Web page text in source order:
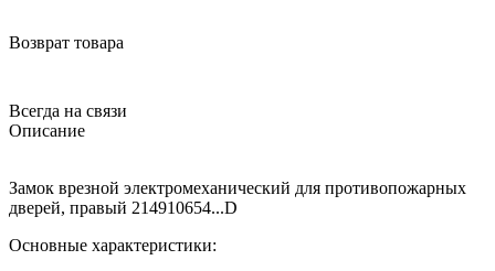
Возврат товара
Всегда на связи
Описание
Замок врезной электромеханический для противопожарных
дверей, правый 214910654...D
Основные характеристики: